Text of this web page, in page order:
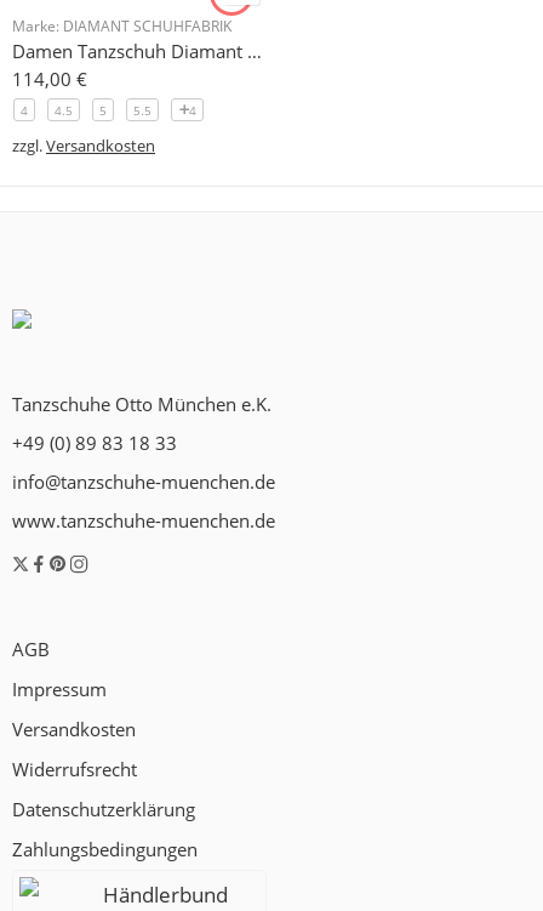
Marke: DIAMANT SCHUHFABRIK
Damen Tanzschuh Diamant Modell 105
114,00 €
4 4.5 5 5.5 4
zzgl.Versandkosten
Tanzschuhe Otto München e.K.
+49 (0) 89 83 18 33
info@tanzschuhe-muenchen.de
www.tanzschuhe-muenchen.de
AGB
Impressum
Versandkosten
Widerrufsrecht
Datenschutzerklärung
Zahlungsbedingungen
Händlerbund